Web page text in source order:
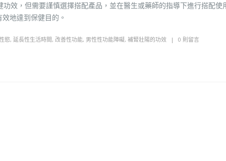
效，但需要謹慎選擇搭配產品，並在醫生或藥師的指導下進行搭配使
地達到保健目的。
慾, 延長性生活時間, 改善性功能, 男性性功能障礙, 補腎壯陽的功效 0 則留言